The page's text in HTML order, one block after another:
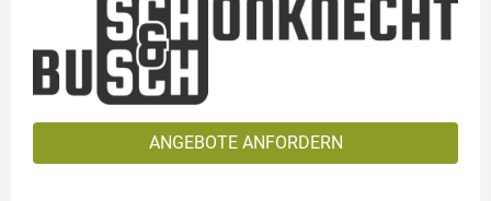
ANGEBOTE ANFORDERN